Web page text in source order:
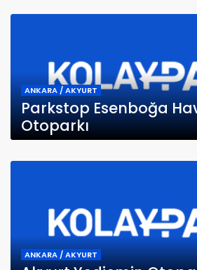
ANKARA / AKYURT
Parkstop Esenboğa
Otoparkı
ANKARA / AKYURT